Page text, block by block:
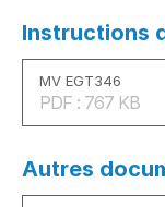
Instructions
MV EGT346
PDF : 767 KB
Autres